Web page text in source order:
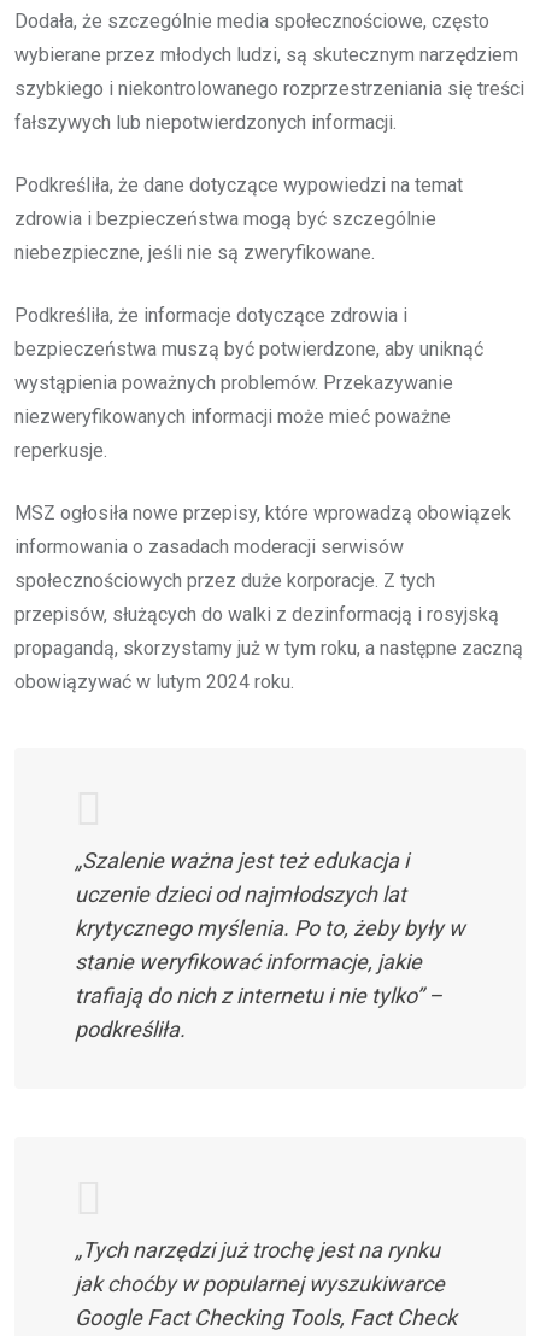
Dodała, że szczególnie media społecznościowe, często
wybierane przez młodych ludzi, są skutecznym narzędziem
szybkiego i niekontrolowanego rozprzestrzeniania się treści
fałszywych lub niepotwierdzonych informacji.
Podkreśliła, że dane dotyczące wypowiedzi na temat
zdrowia i bezpieczeństwa mogą być szczególnie
niebezpieczne, jeśli nie są zweryfikowane.
Podkreśliła, że informacje dotyczące zdrowia i
bezpieczeństwa muszą być potwierdzone, aby uniknąć
wystąpienia poważnych problemów. Przekazywanie
niezweryfikowanych informacji może mieć poważne
reperkusje.
MSZ ogłosiła nowe przepisy, które wprowadzą obowiązek
informowania o zasadach moderacji serwisów
społecznościowych przez duże korporacje. Z tych
przepisów, służących do walki z dezinformacją i rosyjską
propagandą, skorzystamy już w tym roku, a następne zaczną
obowiązywać w lutym 2024 roku.
„Szalenie ważna jest też edukacja i
uczenie dzieci od najmłodszych lat
krytycznego myślenia. Po to, żeby były w
stanie weryfikować informacje, jakie
trafiają do nich z internetu i nie tylko” –
podkreśliła.
„Tych narzędzi już trochę jest na rynku
jak choćby w popularnej wyszukiwarce
Google Fact Checking Tools, Fact Check